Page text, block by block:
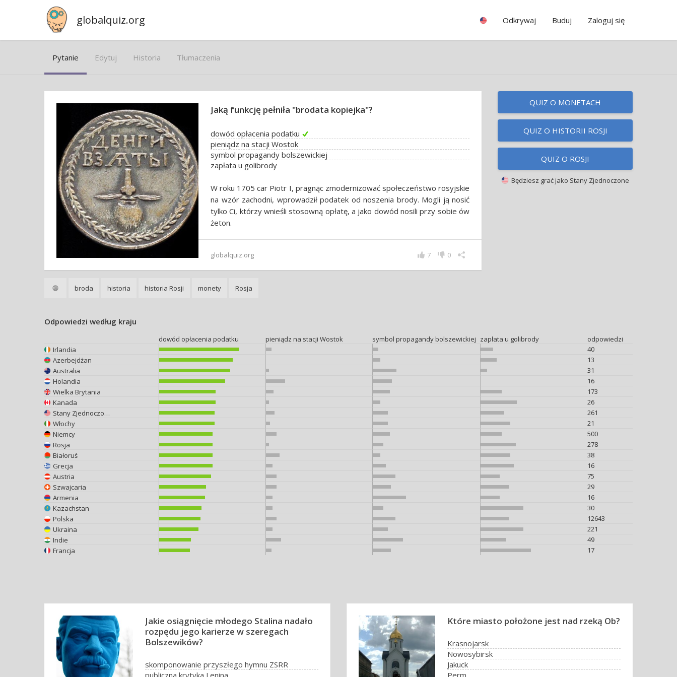
globalquiz.org Odkrywaj Buduj Zaloguj się
Pytanie Edytuj Historia Tłumaczenia
Jaką funkcję pełniła "brodata kopiejka"?
dowód opłacenia podatku
pieniądz na stacji Wostok
symbol propagandy bolszewickiej
zapłata u golibrody
W roku 1705 car Piotr I, pragnąc zmodernizować społeczeństwo rosyjskie
na wzór zachodni, wprowadził podatek od noszenia brody. Mogli ją nosić
tylko Ci, którzy wnieśli stosowną opłatę, a jako dowód nosili przy sobie ów
żeton.
globalquiz.org 0
7
broda historia historia Rosji monety Rosja
QUIZ O MONETACH
QUIZ O HISTORII ROSJI
QUIZ O ROSJI
Będziesz grać jako Stany Zjednoczone
Odpowiedzi według kraju
dowód opłacenia podatku pieniądz na stacji Wostok symbol propagandy bolszewickiej zapłata u golibrody
odpowiedzi
Irlandia
40
Azerbejdżan
13
Australia
31
Holandia
16
Wielka Brytania
173
Kanada
26
Stany Zjednoczone
261
Włochy
21
Niemcy
500
Rosja
278
Białoruś
38
Grecja
16
Austria
75
Szwajcaria
29
Armenia
16
Kazachstan
30
Polska
12643
Ukraina
221
Indie
49
Francja
17
Jakie osiągnięcie młodego Stalina nadało
rozpędu jego karierze w szeregach
Bolszewików?
skomponowanie przyszłego hymnu ZSRR
publiczna krytyka Lenina
Które miasto położone jest nad rzeką Ob?
Krasnojarsk
Nowosybirsk
Jakuck
Perm